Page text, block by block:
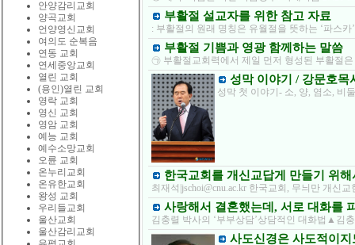
안양감리교회
양곡교회
언양영신교회
여의도 순복음
연동 교회
연세중앙교회
열린 교회
(용인)열린 교회
영락 교회
영신 교회
영암 교회
예능 교회
예수소망교회
오륜 교회
온누리교회
온유한교회
왕성 교회
우리들교회
울산교회
울산감리교회
부활절 설교자를 위한 참고 자료
: 부활절의 원래 명칭은 유월절을 뜻하는 ‘파스
부활절 기쁨과 영광 함께하는 말씀
㉠ 부활절교회력에서 제일 먼저 형성된 부활절
성막 이야기 / 강문호목
성막 첫 이야기- 소, 양, 염소, 비
한국교회를 개신교답게 만들기 위
최재석|jschoi@cnu.ac.kr 한국교회, 무늬만 개신
사랑해서 결혼했는데, 서로 대화를
김충렬 박사의 ‘부부상담’상담적인 대화법▲김
사도신경은 사도적이